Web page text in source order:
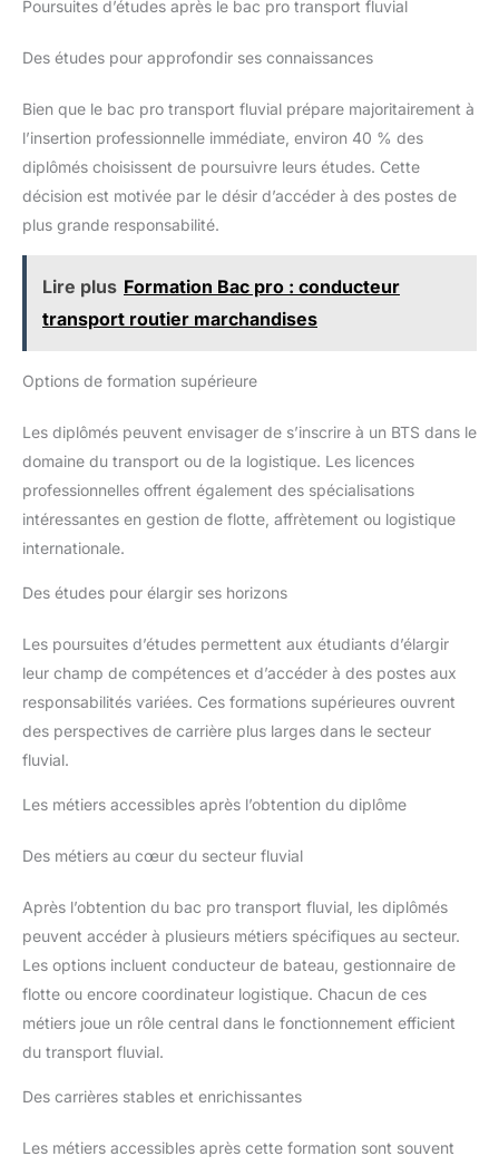
Poursuites d’études après le bac pro transport fluvial
Des études pour approfondir ses connaissances
Bien que le bac pro transport fluvial prépare majoritairement à
l’insertion professionnelle immédiate, environ 40 % des
diplômés choisissent de poursuivre leurs études. Cette
décision est motivée par le désir d’accéder à des postes de
plus grande responsabilité.
Lire plus Formation Bac pro : conducteur
transport routier marchandises
Options de formation supérieure
Les diplômés peuvent envisager de s’inscrire à un BTS dans le
domaine du transport ou de la logistique. Les licences
professionnelles offrent également des spécialisations
intéressantes en gestion de flotte, affrètement ou logistique
internationale.
Des études pour élargir ses horizons
Les poursuites d’études permettent aux étudiants d’élargir
leur champ de compétences et d’accéder à des postes aux
responsabilités variées. Ces formations supérieures ouvrent
des perspectives de carrière plus larges dans le secteur
fluvial.
Les métiers accessibles après l’obtention du diplôme
Des métiers au cœur du secteur fluvial
Après l’obtention du bac pro transport fluvial, les diplômés
peuvent accéder à plusieurs métiers spécifiques au secteur.
Les options incluent conducteur de bateau, gestionnaire de
flotte ou encore coordinateur logistique. Chacun de ces
métiers joue un rôle central dans le fonctionnement efficient
du transport fluvial.
Des carrières stables et enrichissantes
Les métiers accessibles après cette formation sont souvent